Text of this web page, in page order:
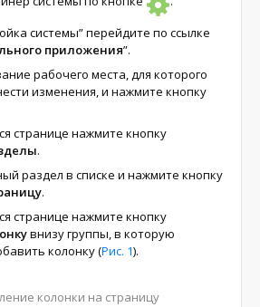
системы” перейдите по ссылке
приложения”.
рабочего места, для которого
изменения, и нажмите кнопку
странице нажмите кнопку
.
раздел в списке и нажмите кнопку
.
странице нажмите кнопку
внизу группы, в которую
колонку (Рис. 1).
колонки на страницу